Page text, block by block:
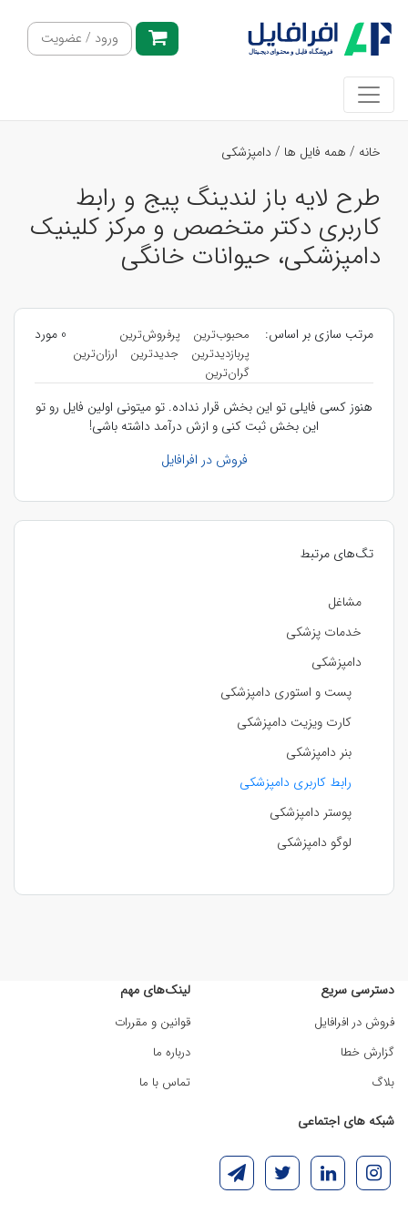
ورود / عضویت
خانه / همه فایل ها / دامپزشکی
طرح لایه باز لندینگ پیج و رابط
کاربری دکتر متخصص و مرکز کلینیک
دامپزشکی، حیوانات خانگی
تگ‌های مرتبط
مشاغل
خدمات پزشکی
دامپزشکی
پست و استوری دامپزشکی
کارت ویزیت دامپزشکی
بنر دامپزشکی
رابط کاربری دامپزشکی
پوستر دامپزشکی
لوگو دامپزشکی
مرتب سازی بر اساس: محبوب‌ترین
پرفروش‌ترین
پربازدیدترین
جدیدترین
ارزان‌ترین
گران‌ترین
0 مورد
هنوز کسی فایلی تو این بخش قرار نداده. تو میتونی اولین فایل رو تو
این بخش ثبت کنی و ازش درآمد داشته باشی!
فروش در افرافایل
دسترسی سریع
فروش در افرافایل
گزارش خطا
بلاگ
لینک‌های مهم
قوانین و مقررات
درباره ما
تماس با ما
شبکه های اجتماعی